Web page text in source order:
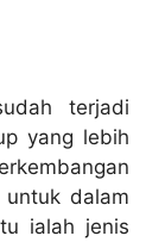
terjadi
yang lebih
dalam
ialah jenis